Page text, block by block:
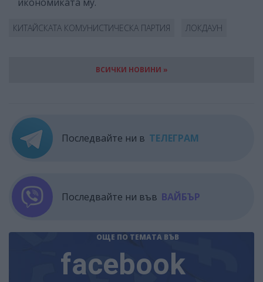
КИТАЙСКАТА КОМУНИСТИЧЕСКА ПАРТИЯ ЛОКДАУН
ВСИЧКИ НОВИНИ »
Последвайте ни в ТЕЛЕГРАМ
Последвайте ни във ВАЙБЪР
ОЩЕ ПО ТЕМАТА ВЪВ
facebook